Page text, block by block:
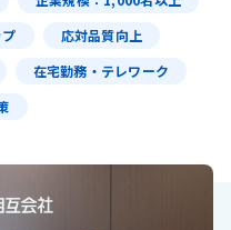
応対品質向上
在宅勤務・テレワーク